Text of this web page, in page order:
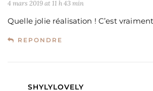
4 mars 2019 at 11 h 43 min
Quelle jolie réalisation ! C’est
REPONDRE
SHYLYLOVELY